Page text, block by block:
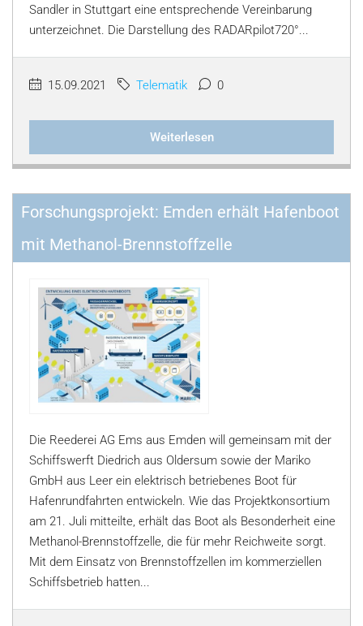
Sandler in Stuttgart eine entsprechende Vereinbarung
unterzeichnet. Die Darstellung des RADARpilot720°...
15.09.2021 Telematik 0
Weiterlesen
Forschungsprojekt: Emden erhält Hafenboot
mit Methanol-Brennstoffzelle
Die Reederei AG Ems aus Emden will gemeinsam mit der
Schiffswerft Diedrich aus Oldersum sowie der Mariko
GmbH aus Leer ein elektrisch betriebenes Boot für
Hafenrundfahrten entwickeln. Wie das Projektkonsortium
am 21. Juli mitteilte, erhält das Boot als Besonderheit eine
Methanol-Brennstoffzelle, die für mehr Reichweite sorgt.
Mit dem Einsatz von Brennstoffzellen im kommerziellen
Schiffsbetrieb hatten...